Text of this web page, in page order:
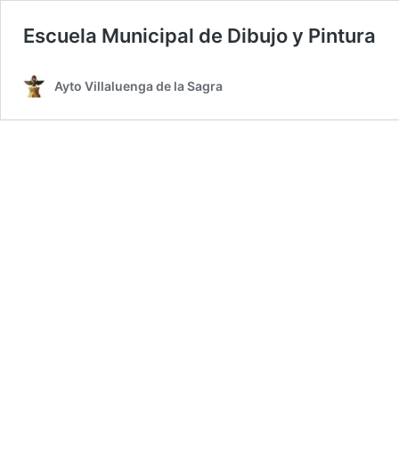
Escuela Municipal de Dibujo y Pintura
Ayto Villaluenga de la Sagra